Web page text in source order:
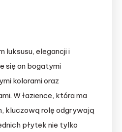
luksusu, elegancji i
się on bogatymi
kolorami oraz
W łazience, która ma
kluczową rolę odgrywają
płytek nie tylko